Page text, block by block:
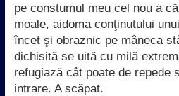
pe constumul meu cel nou a
moale, aidoma conţinutului
încet şi obraznic pe mâneca
dichisită se uită cu milă
refugiază cât poate de repede
intrare. A scăpat.